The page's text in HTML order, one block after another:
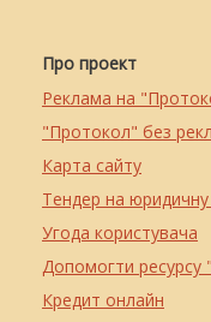
Про проект
Реклама на
"Протокол" без
Карта сайту
Тендер на юридичну
Угода користувача
Допомогти ресурсу
Кредит онлайн